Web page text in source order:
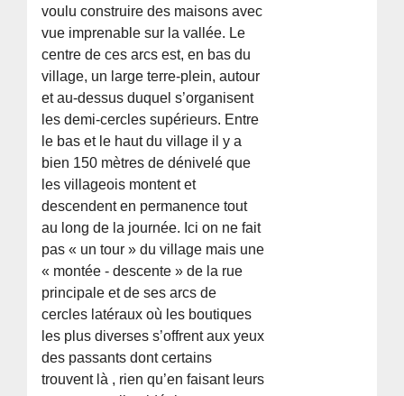
voulu construire des maisons avec
vue imprenable sur la vallée. Le
centre de ces arcs est, en bas du
village, un large terre-plein, autour
et au-dessus duquel s’organisent
les demi-cercles supérieurs. Entre
le bas et le haut du village il y a
bien 150 mètres de dénivelé que
les villageois montent et
descendent en permanence tout
au long de la journée. Ici on ne fait
pas « un tour » du village mais une
« montée - descente » de la rue
principale et de ses arcs de
cercles latéraux où les boutiques
les plus diverses s’offrent aux yeux
des passants dont certains
trouvent là , rien qu’en faisant leurs